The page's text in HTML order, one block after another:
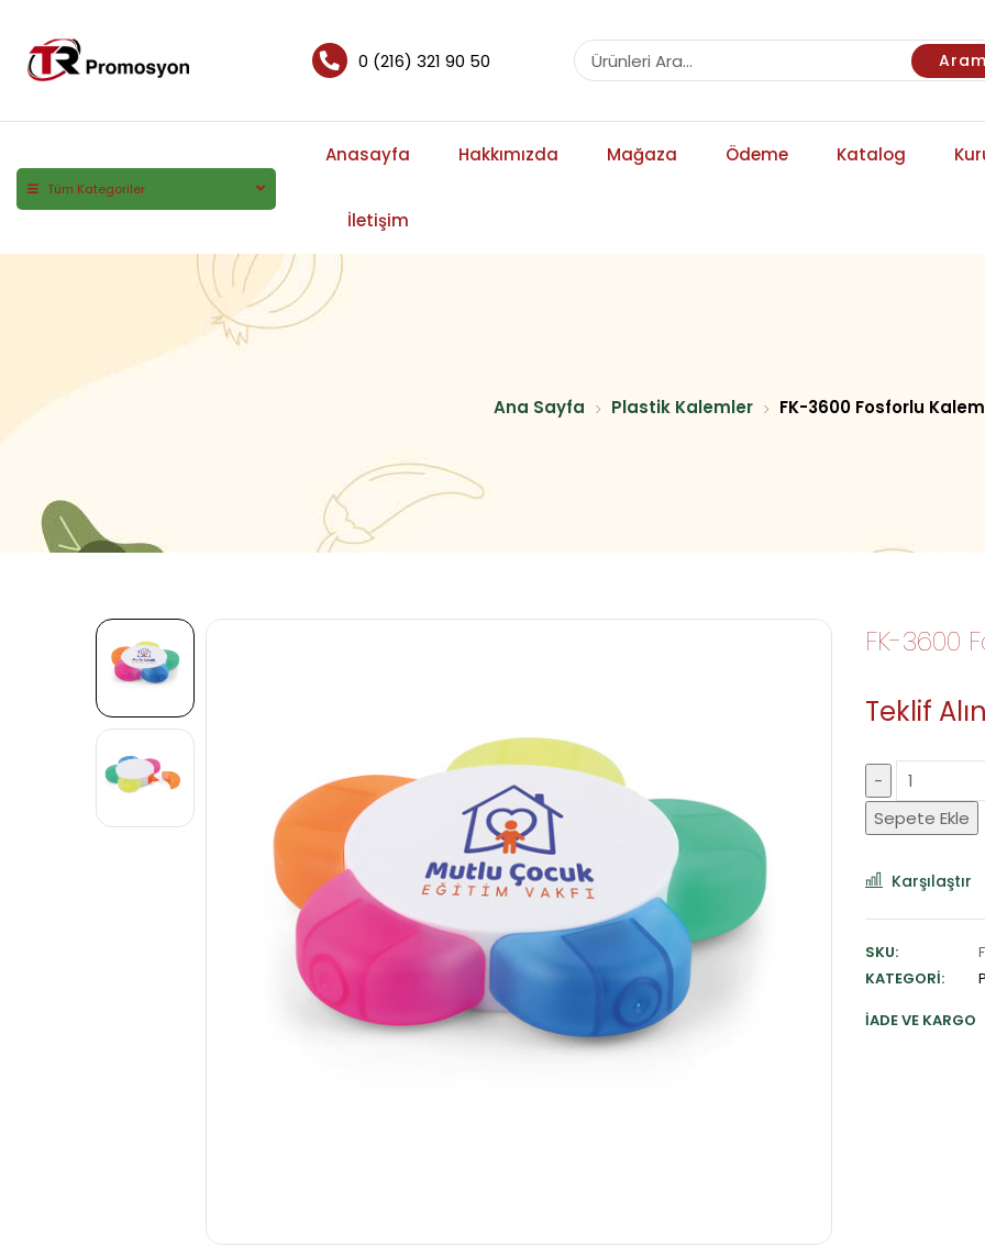
0 (216) 321 90 50
Tüm Kategoriler
Anasayfa Hakkımızda Mağaza Ödeme Katalog
İletişim
Ana Sayfa Plastik Kalemler FK-3600 Fosforlu Kalem
FK-3600
Teklif
Sepete Ekle
Karşılaştır
SKU:
KATEGORI:
İADE VE KARGO